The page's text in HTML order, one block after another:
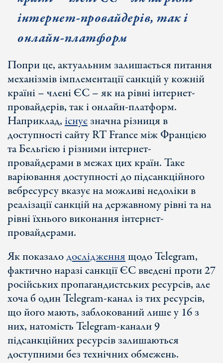
інтернет-провайдерів, так і
онлайн-платформ
Попри це, актуальним залишається питання
механізмів імплементації санкцій у кожній
країні – члені ЄС – як на рівні інтернет-
провайдерів, так і онлайн-платформ.
Наприклад,існуєзначна різниця в
доступності сайту RT France між Францією
та Бельгією і різними інтернет-
провайдерами в межах цих країн. Таке
варіювання доступності до підсанкційного
вебресурсу вказує на можливі недоліки в
реалізації санкцій на державному рівні та на
рівні їхнього виконання інтернет-
провайдерами.
Як показалодослідженнящодо Telegram,
фактично наразі санкції ЄС введені проти 27
російських пропагандистських ресурсів, але
хоча б один Telegram-канал із тих ресурсів,
що його мають, заблокований лише у 16 з
них, натомість Telegram-канали 9
підсанкційних ресурсів залишаються
доступними без технічних обмежень.